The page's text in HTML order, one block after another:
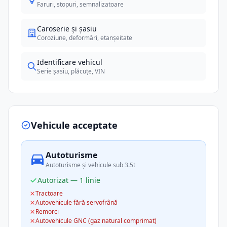
Faruri, stopuri, semnalizatoare
Caroserie și șasiu
Coroziune, deformări, etanșeitate
Identificare vehicul
Serie șasiu, plăcuțe, VIN
Vehicule acceptate
Autoturisme
Autoturisme și vehicule sub 3.5t
Autorizat — 1 linie
Tractoare
Autovehicule fără servofrână
Remorci
Autovehicule GNC (gaz natural comprimat)